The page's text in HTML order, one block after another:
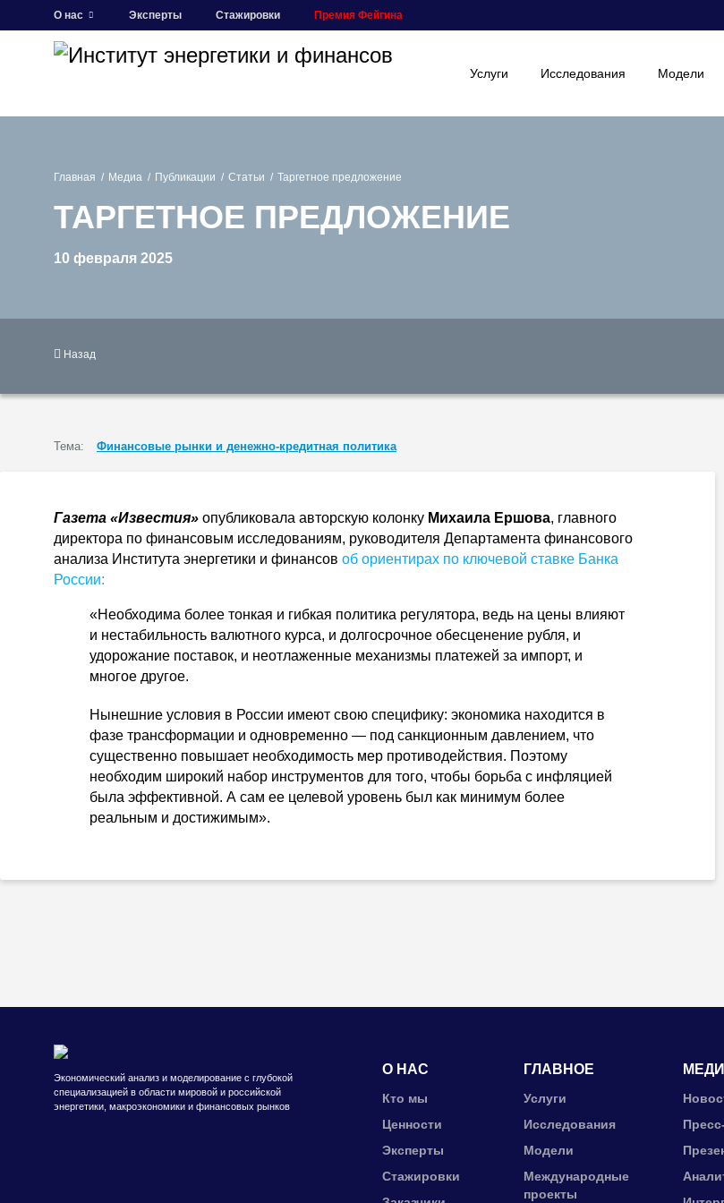
О нас Эксперты Стажировки Премия Фейгина
Услуги Исследования Модели
Главная Медиа Публикации Статьи Таргетное предложение
ТАРГЕТНОЕ ПРЕДЛОЖЕНИЕ
10 февраля 2025
Назад
Тема: Финансовые рынки и денежно-кредитная политика
Газета «Известия» опубликовала авторскую колонку Михаила Ершова, главного
директора по финансовым исследованиям, руководителя Департамента финансового
анализа Института энергетики и финансов об ориентирах по ключевой ставке Банка
России:
«Необходима более тонкая и гибкая политика регулятора, ведь на цены влияют
и нестабильность валютного курса, и долгосрочное обесценение рубля, и
удорожание поставок, и неотлаженные механизмы платежей за импорт, и
многое другое.
Нынешние условия в России имеют свою специфику: экономика находится в
фазе трансформации и одновременно — под санкционным давлением, что
существенно повышает необходимость мер противодействия. Поэтому
необходим широкий набор инструментов для того, чтобы борьба с инфляцией
была эффективной. А сам ее целевой уровень был как минимум более
реальным и достижимым».
Экономический анализ и моделирование с глубокой
специализацией в области мировой и российской
энергетики, макроэкономики и финансовых рынков
О НАС
Кто мы
Ценности
Эксперты
Стажировки
ГЛАВНОЕ
Услуги
Исследования
Модели
Международные
проекты